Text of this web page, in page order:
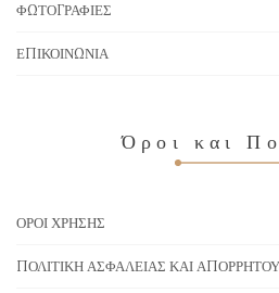
ΦΩΤΟΓΡΑΦΊΕΣ
ΕΠΙΚΟΙΝΩΝΊΑ
Όροι και
ΌΡΟΙ ΧΡΉΣΗΣ
ΠΟΛΙΤΙΚΉ ΑΣΦΆΛΕΙΑΣ ΚΑΙ ΑΠΟΡΡΉΤΟΥ